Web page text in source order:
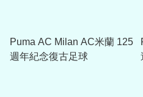
Puma AC Milan AC米蘭 125
週年紀念復古足球